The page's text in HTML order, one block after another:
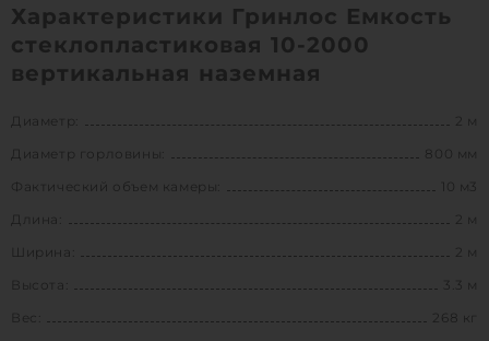
Характеристики Гринлос Емкость
стеклопластиковая 10-2000
вертикальная наземная
Диаметр:
2 м
Диаметр горловины:
800 мм
Фактический объем камеры:
10 м3
Длина:
2 м
Ширина:
2 м
Высота:
3.3 м
268 кг